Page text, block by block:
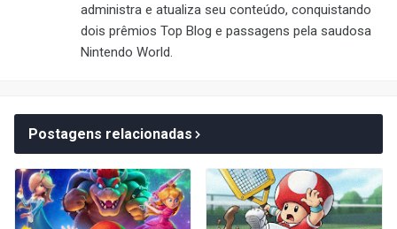
administra e atualiza seu conteúdo, conquistando
dois prêmios Top Blog e passagens pela saudosa
Nintendo World.
Postagens relacionadas